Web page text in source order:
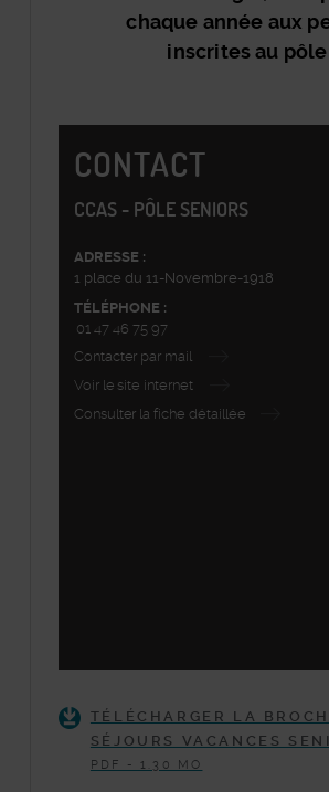
chaque année aux
inscrites au
Section
Colonne
Centrale
CONTACT
CCAS - PÔLE SENIORS
ADRESSE :
1 place du 11-Novembre-1918
TÉLÉPHONE :
01 47 46 75 97
Contacter par mail
Voir le site internet
Consulter la fiche détaillée
TÉLÉCHARGER LA
SÉJOURS VACANCES
PDF - 1.30 MO